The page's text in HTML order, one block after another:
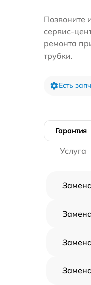
Позвоните
сервис-
ремонта
трубки.
Есть
Гарантия
Услуга